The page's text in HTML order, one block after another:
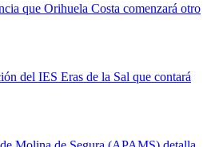
que Orihuela Costa comenzará otro
del IES Eras de la Sal que contará